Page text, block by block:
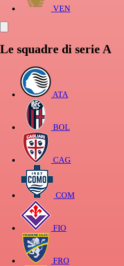
VEN
Le squadre di serie A
ATA
BOL
CAG
COM
FIO
FRO